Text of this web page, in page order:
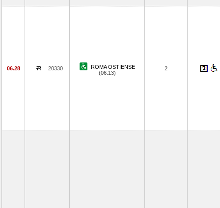
06.28 20330
ROMA OSTIENSE
(06.13)
2